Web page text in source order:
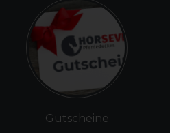
Gutscheine